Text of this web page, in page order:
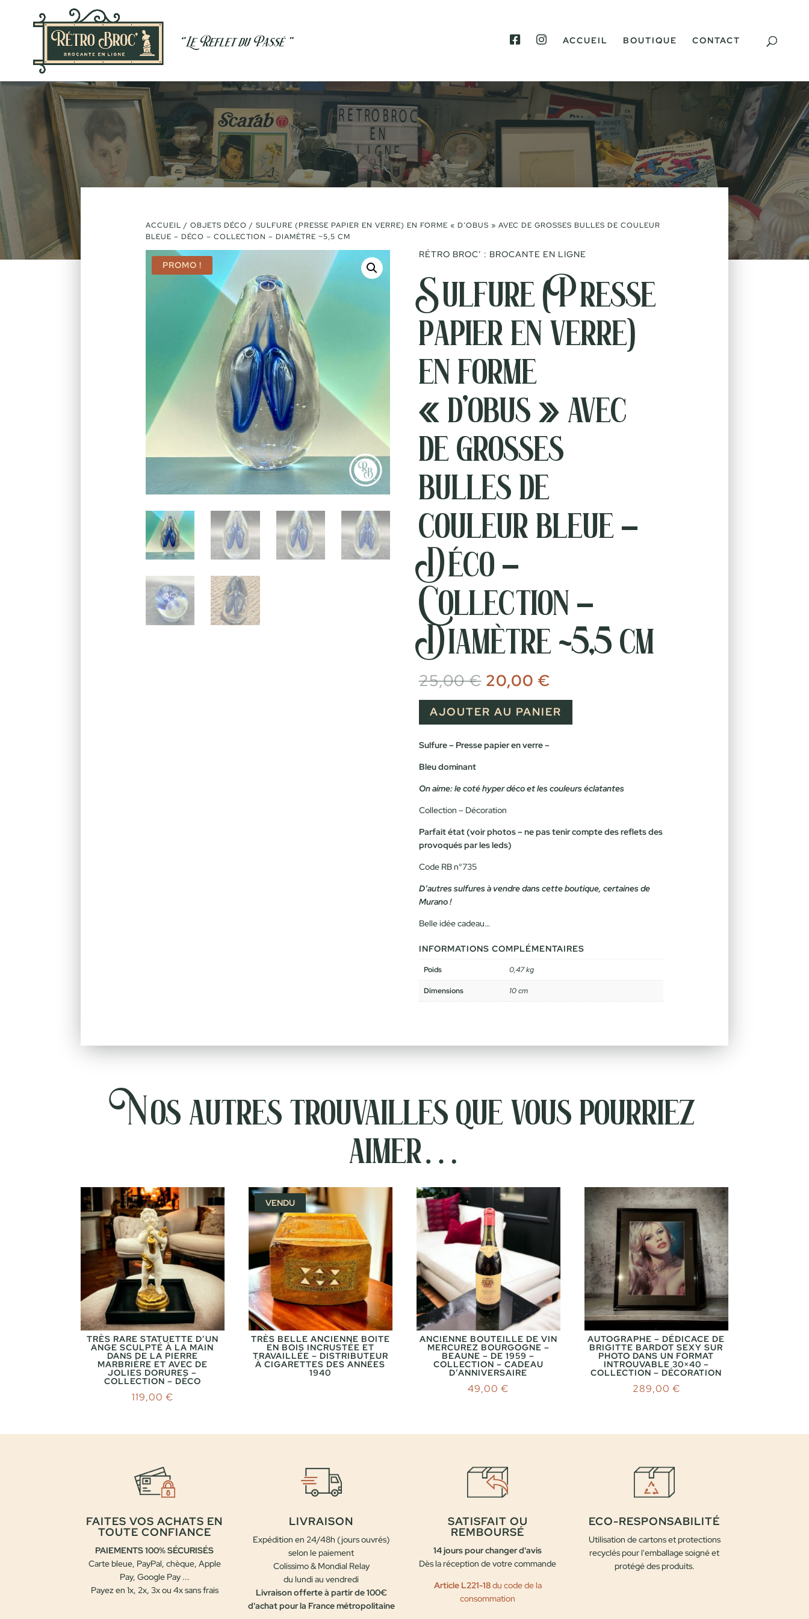
O
K
G
R
A
M
ACCUEIL BOUTIQUE CONTACT
ACCUEIL / OBJETS DÉCO / SULFURE (PRESSE PAPIER EN VERRE) EN FORME « D’OBUS » AVEC DE GROSSES BULLES DE COULEUR
BLEUE – DÉCO – COLLECTION – DIAMÈTRE ~5,5 CM
PROMO !
RÉTRO BROC’ : BROCANTE EN LIGNE
Sulfure (Presse
papier en verre)
en forme
« d’obus » avec
de grosses
bulles de
couleur bleue –
Déco –
Collection –
Diamètre ~5,5 cm
25,00€ Le
prix
initial
était :
25,00 €.
20,00 €Le
actuel
est :
20,00 €.
AJOUTER AU PANIER
Sulfure – Presse papier en verre –
Bleu dominant
On aime: le coté hyper déco et les couleurs éclatantes
Collection – Décoration
Parfait état (voir photos – ne pas tenir compte des reflets des
provoqués par les leds)
Code RB n°735
D’autres sulfures à vendre dans cette boutique, certaines de
Murano !
Belle idée cadeau…
INFORMATIONS COMPLÉMENTAIRES
Poids 0,47 kg
Dimensions 10 cm
Nos autres trouvailles que vous pourriez
aimer…
TRÈS RARE STATUETTE D’UN
ANGE SCULPTÉ À LA MAIN
DANS DE LA PIERRE
MARBRIÈRE ET AVEC DE
JOLIES DORURES –
COLLECTION – DÉCO
119,00 €
VENDU
TRÈS BELLE ANCIENNE BOITE
EN BOIS INCRUSTÉE ET
TRAVAILLÉE – DISTRIBUTEUR
À CIGARETTES DES ANNÉES
1940
ANCIENNE BOUTEILLE DE VIN
MERCUREZ BOURGOGNE –
BEAUNE – DE 1959 –
COLLECTION – CADEAU
D’ANNIVERSAIRE
49,00€
AUTOGRAPHE – DÉDICACE DE
BRIGITTE BARDOT SEXY SUR
PHOTO DANS UN FORMAT
INTROUVABLE 30×40 –
COLLECTION – DÉCORATION
289,00 €
FAITES VOS ACHATS EN
TOUTE CONFIANCE
PAIEMENTS 100% SÉCURISÉS
Carte bleue, PayPal, chèque, Apple
Pay, Google Pay ...
Payez en 1x, 2x, 3x ou 4x sans frais
LIVRAISON
Expédition en 24/48h (jours ouvrés)
selon le paiement
Colissimo & Mondial Relay
du lundi au vendredi
Livraison offerte à partir de 100€
d'achat pour la France métropolitaine
SATISFAIT OU
REMBOURSÉ
14 jours pour changer d'avis
Dès la réception de votre commande
Article L221-18du code de la
consommation
ECO-RESPONSABILITÉ
Utilisation de cartons et protections
recyclés pour l'emballage soigné et
protégé des produits.